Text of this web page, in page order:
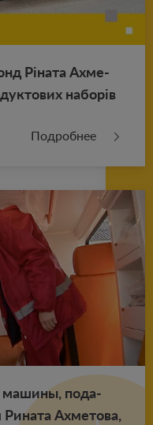
Ріната Ах­ме­
наборів
Подробнее
ма­ши­ны, по­да­
Ах­ме­то­ва,